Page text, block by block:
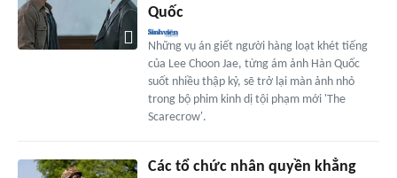
Quốc
Những vụ án giết người hàng loạt khét tiếng
của Lee Choon Jae, từng ám ảnh Hàn Quốc
suốt nhiều thập kỷ, sẽ trở lại màn ảnh nhỏ
trong bộ phim kinh dị tội phạm mới 'The
Scarecrow'.
Các tổ chức nhân quyền khẳng